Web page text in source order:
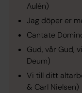
Aulén)
Jag döper er
Cantate
Gud, vår Gud,
Deum)
Vi till ditt
& Carl Nielsen)